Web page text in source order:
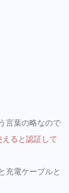
言葉の略なので
ると認証して
充電ケーブルと